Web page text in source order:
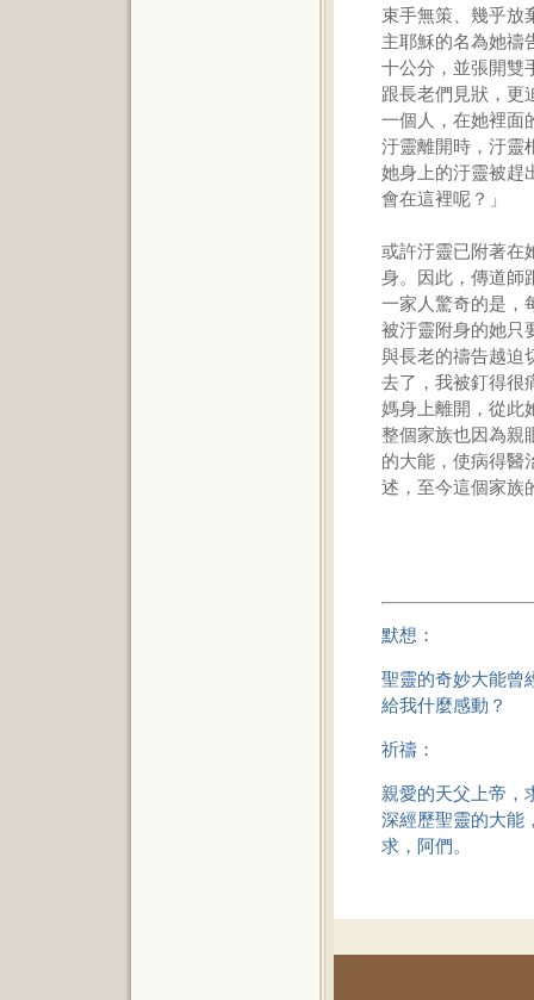
束手無策、幾乎放
主耶穌的名為她禱
十公分，並張開雙
跟長老們見狀，更
一個人，在她裡面
汙靈離開時，汙靈
她身上的汙靈被趕
會在這裡呢？」
或許汙靈已附著在
身。因此，傳道師
一家人驚奇的是，
被汙靈附身的她只
與長老的禱告越迫
去了，我被釘得很
媽身上離開，從此
整個家族也因為親
的大能，使病得醫
述，至今這個家族
默想：
聖靈的奇妙大能曾
給我什麼感動？
祈禱：
親愛的天父上帝，
深經歷聖靈的大能
求，阿們。